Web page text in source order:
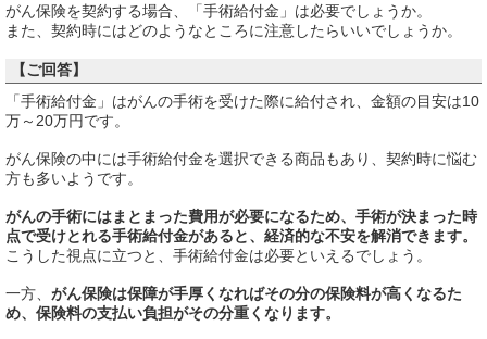
がん保険を契約する場合、「手術給付金」は必要でしょうか。
また、契約時にはどのようなところに注意したらいいでしょうか。
【ご回答】
「手術給付金」はがんの手術を受けた際に給付され、金額の目安は10
万～20万円です。
がん保険の中には手術給付金を選択できる商品もあり、契約時に悩む
方も多いようです。
がんの手術にはまとまった費用が必要になるため、手術が決まった時
点で受けとれる手術給付金があると、経済的な不安を解消できます。
こうした視点に立つと、手術給付金は必要といえるでしょう。
一方、 がん保険は保障が手厚くなればその分の保険料が高くなるた
め、保険料の支払い負担がその分重くなります。